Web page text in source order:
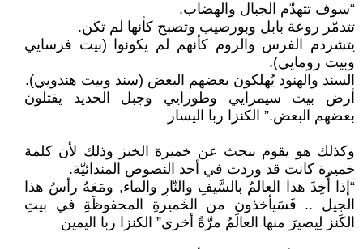
“سوف تتهدّم الجبال والهضاب.
تتدمّر روعة بابل وبورصيب وتصبح كأنها لم تكن.
يتشرذم الفرس والروم كأنهم لم يكونوا (بيت فرسايي
وبيت رومايي).
السند والهنود يُهلكون بعضهم البعض (سند وبيت هندويي).
أرض بيت سيمرايي وطورايي وجبل الحديد يقتلون
بعضهم البعض.” الكنزا ربا اليسار
وكذلك هو يقوم ببحث عن خميرة الخبز وذلك لأن كلمة
خميرة كانت قد وردت في أحد النصوص المندائيّة.
“إذا أُخِذَ هذا العالمُ بالسَّيفِ والنّارِ والماء, ومَعَهُ رأسُ هذا
الجيل .. فَسَيأخذون من الخَميرةِ المحفوظَةِ في بيتِ
الكَنز لِيصيرَ منها العالَمُ مرَّةً أخرى” الكنزا ربا اليمين